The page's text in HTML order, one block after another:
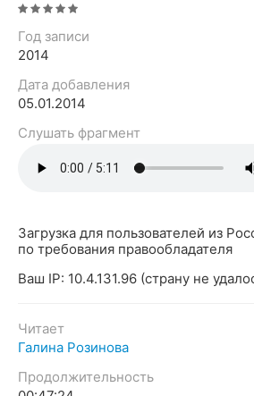
Год записи
2014
Дата добавления
05.01.2014
Слушать фрагмент
Загрузка для пользователей из
по требования правообладателя
Ваш IP: 10.4.131.96 (страну не
Читает
Галина Розинова
Продолжительность